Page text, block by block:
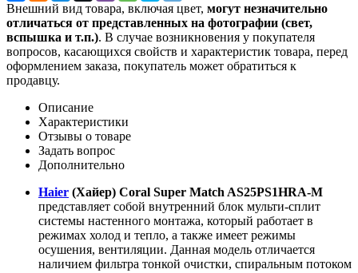
Внешний вид товара, включая цвет, могут незначительно
отличаться от представленных на фотографии (свет,
вспышка и т.п.). В случае возникновения у покупателя
вопросов, касающихся свойств и характеристик товара, перед
оформлением заказа, покупатель может обратиться к
продавцу.
Описание
Характеристики
Отзывы о товаре
Задать вопрос
Дополнительно
Haier (Хайер) Coral Super Match AS25PS1HRA-M
представляет собой внутренний блок мульти-сплит
системы настенного монтажа, который работает в
режимах холод и тепло, а также имеет режимы
осушения, вентиляции. Данная модель отличается
наличием фильтра тонкой очистки, спиральным потоком